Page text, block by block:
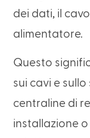
dei dati, il
alimentatore.
Questo
sui cavi e
centraline di
installazione